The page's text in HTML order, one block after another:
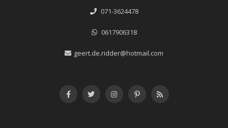
071-3624478
0617906318
geert.de.ridder@hotmail.com